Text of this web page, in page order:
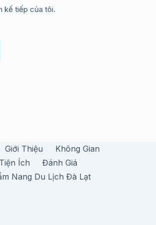
kế tiếp của tôi.
Giới Thiệu
Không Gian
Ích
Đánh Giá
Nang Du Lịch Đà Lạt